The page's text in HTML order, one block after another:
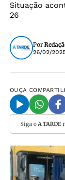
Situação
26
Por
26/02/
OUÇA
Siga o A TARDE